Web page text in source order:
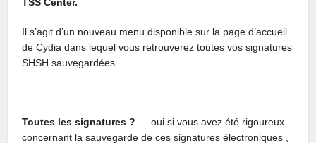
Il s’agit d’un nouveau menu disponible sur la page d’accueil
de Cydia dans lequel vous retrouverez toutes vos signatures
SHSH sauvegardées.
Toutes les signatures ? … oui si vous avez été rigoureux
concernant la sauvegarde de ces signatures électroniques ,